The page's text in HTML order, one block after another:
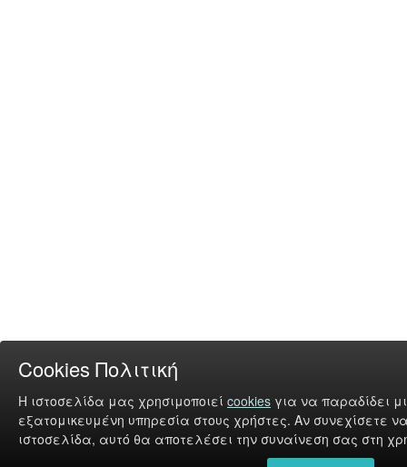
Cookies Πολιτική
Η ιστοσελίδα μας χρησιμοποιεί cookies για να παραδίδει
εξατομικευμένη υπηρεσία στους χρήστες. Αν συνεχίσετε
ιστοσελίδα, αυτό θα αποτελέσει την συναίνεση σας στη